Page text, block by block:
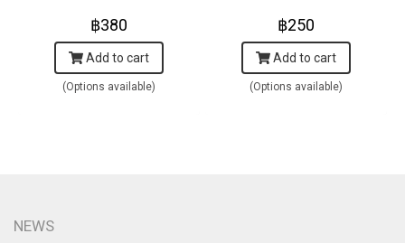
฿380
Add to cart
(Options available)
฿250
Add to cart
(Options available)
NEWS